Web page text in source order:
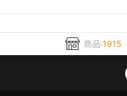
商品:1915